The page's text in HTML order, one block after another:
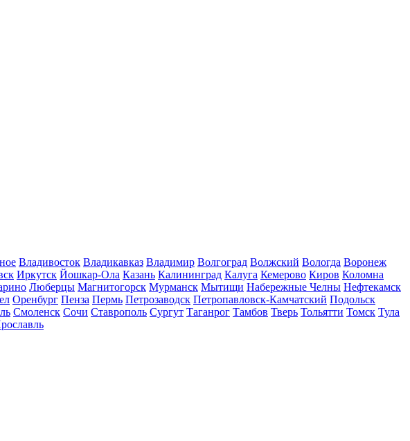
Владивосток Владикавказ Владимир Волгоград Волжский Вологда Воронеж
Иркутск Йошкар-Ола Казань Калининград Калуга Кемерово Киров Коломна
Люберцы Магнитогорск Мурманск Мытищи Набережные Челны Нефтекамск
Оренбург Пенза Пермь Петрозаводск Петропавловск-Камчатский Подольск
Смоленск Сочи Ставрополь Сургут Таганрог Тамбов Тверь Тольятти Томск Тула